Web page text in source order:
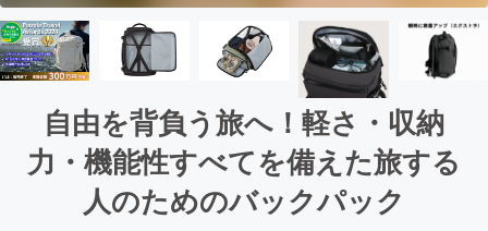
自由を背負う旅へ！軽さ・収納
力・機能性すべてを備えた旅する
人のためのバックパック